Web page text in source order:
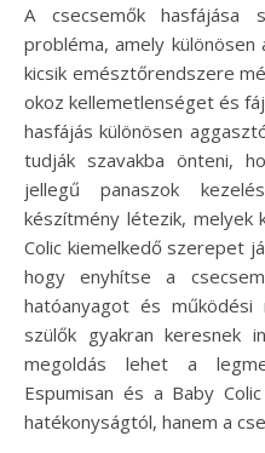
A csecsemők hasfájása sok szülő számára ismerős
probléma, amely különösen
kicsik emésztőrendszere
okoz kellemetlenséget és
hasfájás különösen
tudják szavakba önteni,
jellegű panaszok
készítmény létezik, melyek
Colic kiemelkedő szerepet
hogy enyhítse a
hatóanyagot és működési
szülők gyakran keresnek
megoldás lehet a
Espumisan és a Baby
hatékonyságtól, hanem a